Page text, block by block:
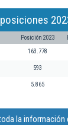
Posición 2023
163.778
593
5.865
la información